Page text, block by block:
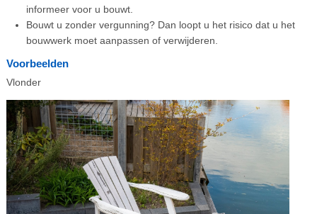
informeer voor u bouwt.
Bouwt u zonder vergunning? Dan loopt u het risico dat u het
bouwwerk moet aanpassen of verwijderen.
Voorbeelden
Vlonder